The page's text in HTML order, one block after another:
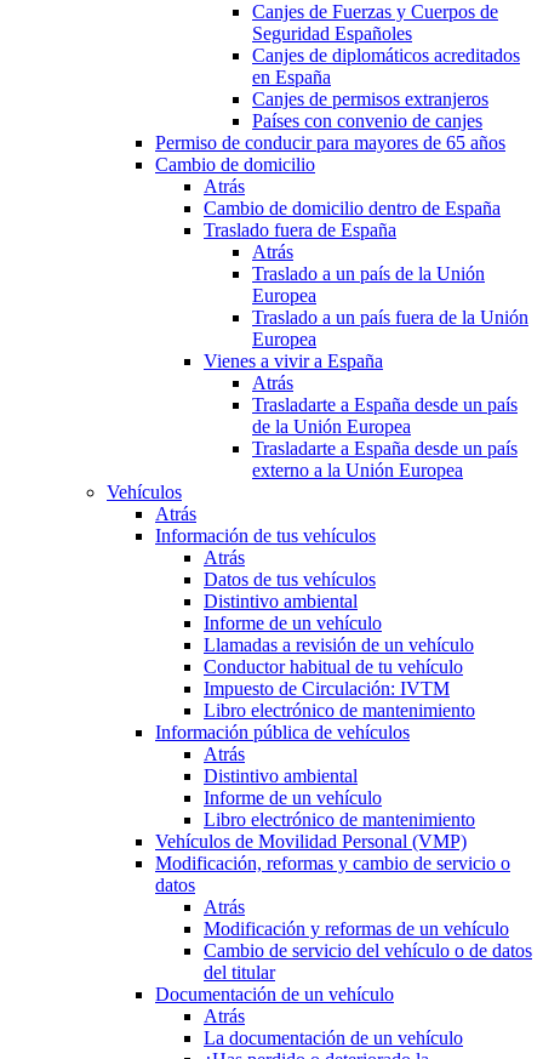
Canjes de Fuerzas y Cuerpos de
Seguridad Españoles
Canjes de diplomáticos acreditados
en España
Canjes de permisos extranjeros
Países con convenio de canjes
Permiso de conducir para mayores de 65 años
Cambio de domicilio
Atrás
Cambio de domicilio dentro de España
Traslado fuera de España
Atrás
Traslado a un país de la Unión
Europea
Traslado a un país fuera de la Unión
Europea
Vienes a vivir a España
Atrás
Trasladarte a España desde un país
de la Unión Europea
Trasladarte a España desde un país
externo a la Unión Europea
Vehículos
Atrás
Información de tus vehículos
Atrás
Datos de tus vehículos
Distintivo ambiental
Informe de un vehículo
Llamadas a revisión de un vehículo
Conductor habitual de tu vehículo
Impuesto de Circulación: IVTM
Libro electrónico de mantenimiento
Información pública de vehículos
Atrás
Distintivo ambiental
Informe de un vehículo
Libro electrónico de mantenimiento
Vehículos de Movilidad Personal (VMP)
Modificación, reformas y cambio de servicio o
datos
Atrás
Modificación y reformas de un vehículo
Cambio de servicio del vehículo o de datos
del titular
Documentación de un vehículo
Atrás
La documentación de un vehículo